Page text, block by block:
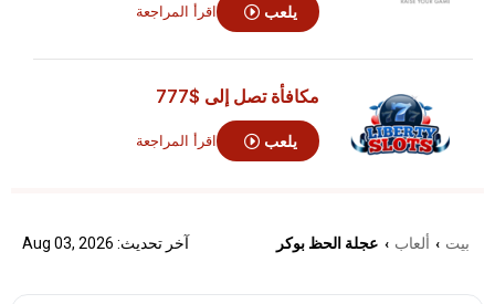
اقرأ المراجعة
مكافأة تصل إلى $777
يلعب اقرأ المراجعة
› عجلة الحظ بوكر آخر تحديث: Aug 03, 2026